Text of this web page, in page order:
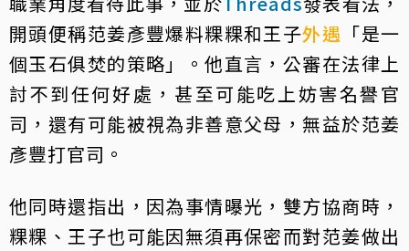
開頭便稱范姜彥豐爆料粿粿和王子外遇 「是一
個玉石俱焚的策略」。他直言，公審在法律上
討不到任何好處，甚至可能吃上妨害名譽官
司，還有可能被視為非善意父母，無益於范姜
彥豐打官司。
他同時還指出，因為事情曝光，雙方協商時，
粿粿、王子也可能因無須再保密而對范姜做出